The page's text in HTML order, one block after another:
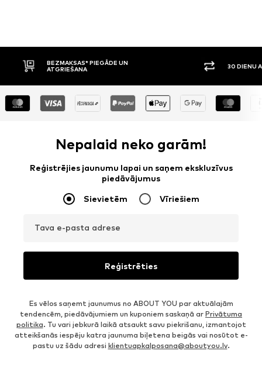
BEZMAKSAS* PIEGĀDE UN
ATGRIEŠANA
30 DIENU
Nepalaid neko garām!
Reģistrējies jaunumu lapai un saņem ekskluzīvus
piedāvājumus
Sievietēm Vīriešiem
Tava e-pasta adrese
Reģistrēties
Es vēlos saņemt jaunumus no ABOUT YOU par aktuālajām
tendencēm, piedāvājumiem un kuponiem saskaņā ar Privātuma
politika. Tu vari jebkurā laikā atsaukt savu piekrišanu, izmantojot
atteikšanās iespēju katra jaunuma biļetena beigās vai nosūtot e-
pastu uz šādu adresi klientuapkalposana@aboutyou.lv.